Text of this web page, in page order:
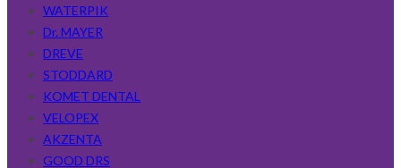
WATERPIK
Dr. MAYER
DREVE
STODDARD
KOMET DENTAL
VELOPEX
AKZENTA
GOOD DRS